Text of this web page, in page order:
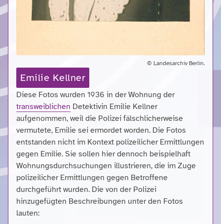
© Landesarchiv Berlin.
Emilie Kellner
Diese Fotos wurden 1936 in der Wohnung der
transweiblichen Detektivin Emilie Kellner
aufgenommen, weil die Polizei fälschlicherweise
vermutete, Emilie sei ermordet worden. Die Fotos
entstanden nicht im Kontext polizeilicher Ermittlungen
gegen Emilie. Sie sollen hier dennoch beispielhaft
Wohnungsdurchsuchungen illustrieren, die im Zuge
polizeilicher Ermittlungen gegen Betroffene
durchgeführt wurden. Die von der Polizei
hinzugefügten Beschreibungen unter den Fotos
lauten: